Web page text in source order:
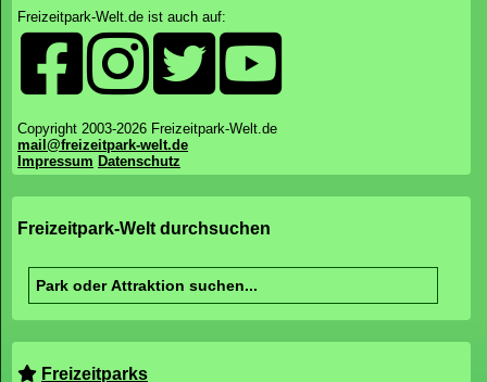
Freizeitpark-Welt.de ist auch auf:
Copyright 2003-2026 Freizeitpark-Welt.de
mail@freizeitpark-welt.de
Impressum Datenschutz
Freizeitpark-Welt durchsuchen
Freizeitparks